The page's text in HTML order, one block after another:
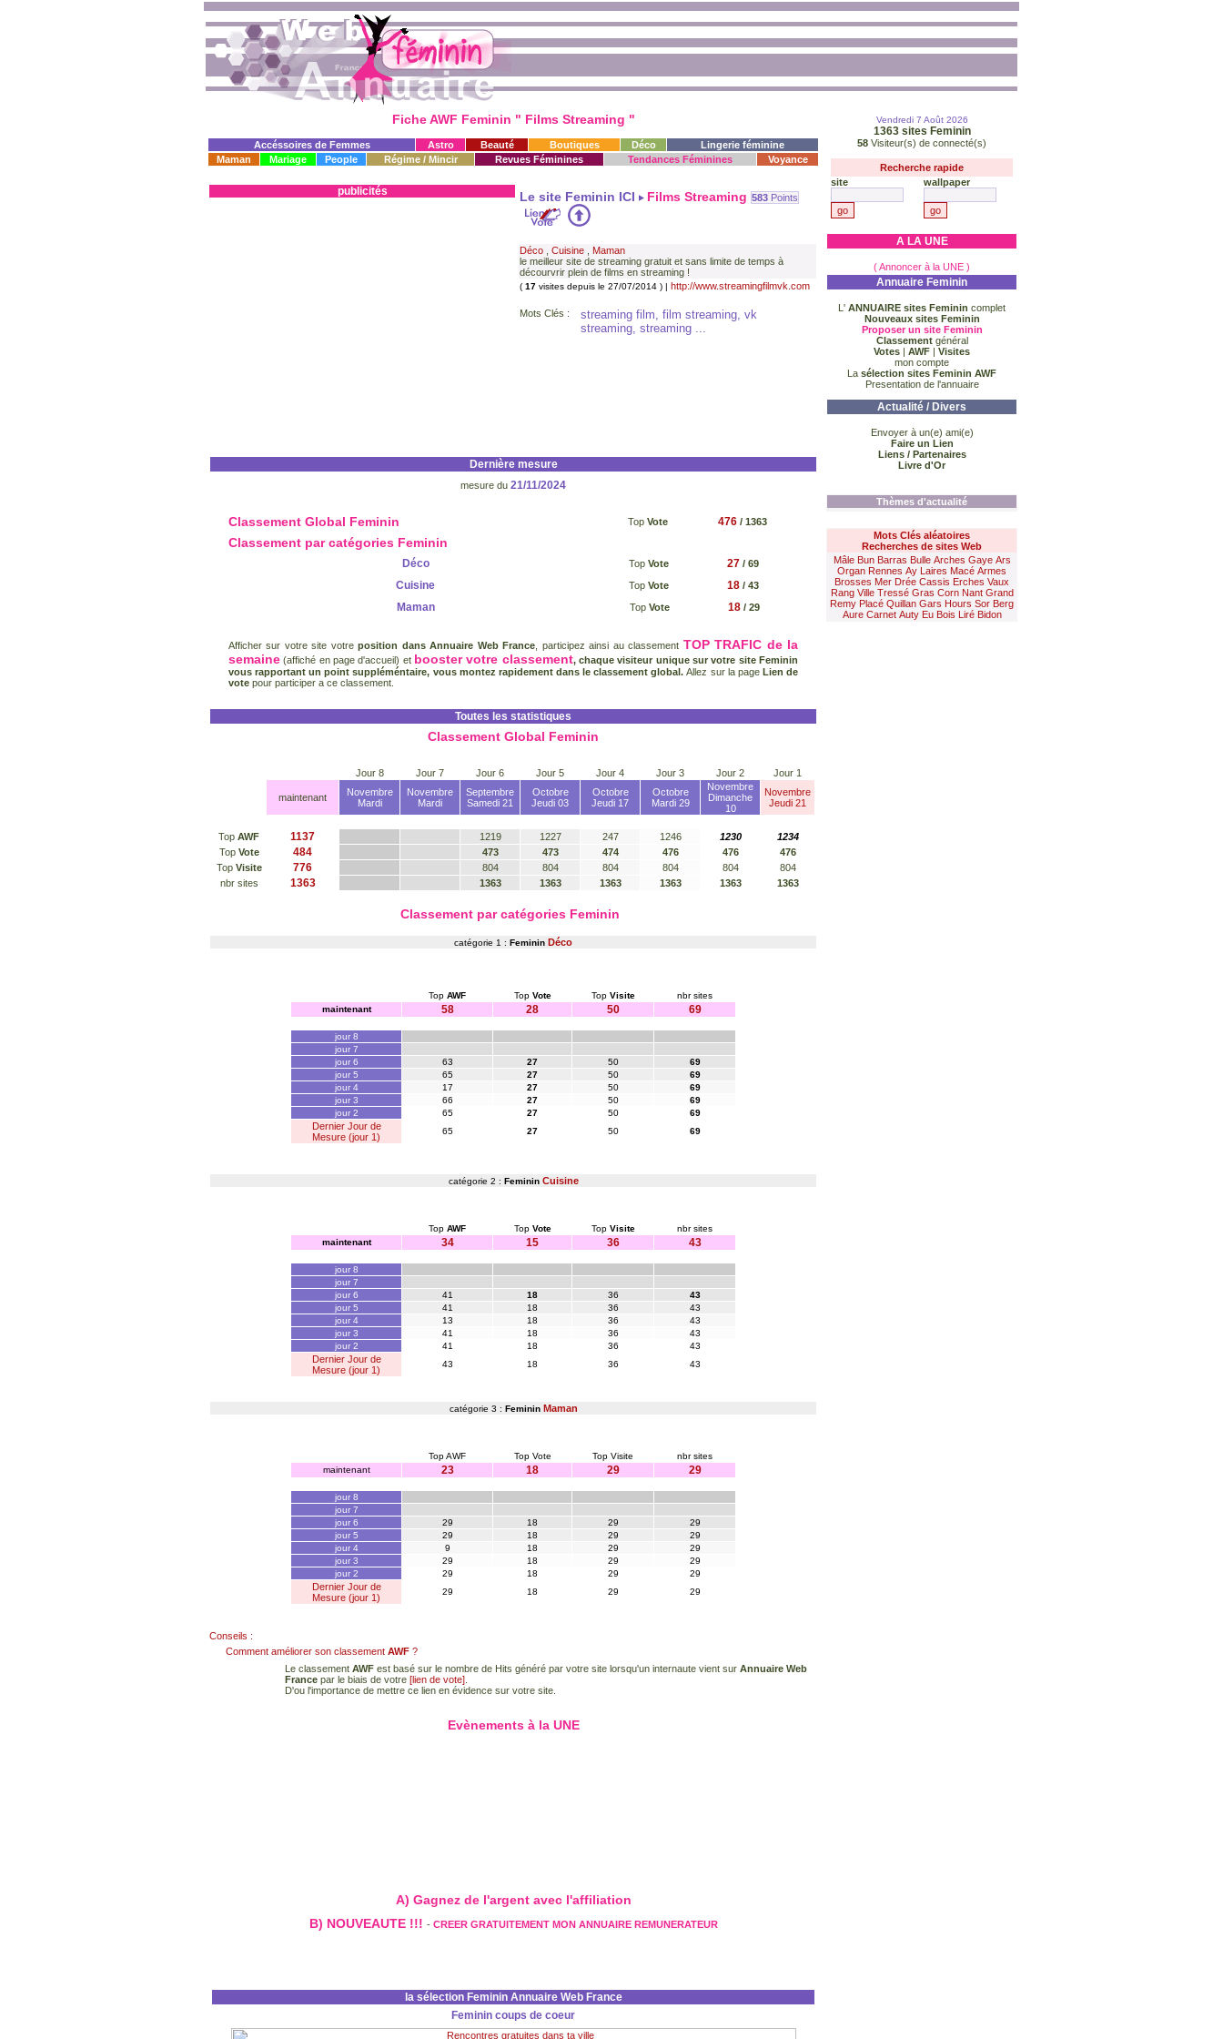
Fiche AWF Feminin " Films Streaming "
Accéssoires de Femmes Astro Beauté Boutiques Déco
Lingerie féminine
Maman
Mariage People Régime / Mincir Revues Féminines Tendances Féminines Voyance
publicités Le site Feminin ICI Films Streaming 583 Points
Déco Cuisine
Maman
le meilleur site de streaming gratuit et sans limite de temps à
décourvrir plein de films en streaming !
( 17 visites depuis le 27/07/2014 ) | http://www.streamingfilmvk.com
Mots Clés :
streaming film, film streaming, vk
streaming, streaming ...
Dernière mesure
mesure du 21/11/2024
Classement Global Feminin Top Vote 476/ 1363
Classement par catégories Feminin
Déco Top Vote 27 / 69
Cuisine Top Vote 18 / 43
Maman Top Vote 18 / 29
Afficher sur votre site votreposition dans Annuaire Web France , participez ainsi au classement TOP TRAFIC de la
semaine (affiché en page d'accueil) et booster votre classement, chaque visiteur unique sur votre site Feminin
vous rapportant un point suppléméntaire, vous montez rapidement dans le classement global.Allez sur la page Lien de
vote pour participer a ce classement.
Toutes les statistiques
Classement Global Feminin
Jour 8 Jour 7 Jour 6 Jour 5 Jour 4 Jour 3 Jour 2 Jour 1
maintenant
Novembre
Mardi
Novembre
Mardi
Septembre
Samedi 21
Octobre
Jeudi 03
Octobre
Jeudi 17
Octobre
Mardi 29
Novembre
Dimanche
10
Novembre
Jeudi 21
Top AWF 1137 1219 1227 247 1246 1230
1234
Top Vote 484 473 473 474 476 476
476
Top Visite 776 804 804 804 804 804
804
nbr sites
1363 1363 1363 1363 1363 1363 1363
Classement par catégories Feminin
catégorie 1 : Feminin Déco
Top AWF Top Vote Top Visite
nbr sites
maintenant
58 28 50 69
jour 8
jour 7
jour 6
63 27 50
69
jour 5
65 27 50
69
jour 4
17 27 50
69
jour 3
66 27 50
69
jour 2
65 27 50 69
Dernier Jour de
Mesure (jour 1)
65 27 50 69
catégorie 2 : Feminin Cuisine
Top AWF Top Vote Top Visite
nbr sites
maintenant
34 15 36 43
jour 8
jour 7
jour 6
41 18 36
43
jour 5
41 18 36
43
jour 4
13 18 36
43
jour 3
41 18 36
43
jour 2
41 18 36 43
Dernier Jour de
Mesure (jour 1)
43 18 36 43
catégorie 3 : Feminin Maman
Top AWF Top Vote Top Visite
nbr sites
maintenant
23 18 29 29
jour 8
jour 7
jour 6
29 18 29
29
jour 5
29 18 29
29
jour 4
9 18 29
29
jour 3
29 18 29
29
jour 2
29 18 29 29
Dernier Jour de
Mesure (jour 1)
29 18 29 29
Conseils :
Comment améliorer son classement AWF ?
Le classement AWF est basé sur le nombre de Hits généré par votre site lorsqu'un internaute vient sur Annuaire Web
France par le biais de votre [lien de vote]
D'ou l'importance de mettre ce lien en évidence sur votre site.
Evènements à la UNE
A) Gagnez de l'argent avec l'affiliation
B) NOUVEAUTE !!! - CREER GRATUITEMENT MON ANNUAIRE REMUNERATEUR
la sélection Feminin Annuaire Web France
Feminin coups de coeur
Vendredi 7 Août 2026
1363sites Feminin
58 Visiteur(s) de connecté(s)
Recherche rapide
site
wallpaper
A LA UNE
( Annoncer à la UNE )
Annuaire Feminin
L' ANNUAIRE sites Feminin complet
Nouveaux sites Feminin
Proposer un site Feminin
Classementgénéral
Votes | AWF | Visites
mon compte
La sélection sites Feminin AWF
Presentation de l'annuaire
Actualité / Divers
Envoyer à un(e) ami(e)
Faire un Lien
Liens / Partenaires
Livre d'Or
Thèmes d'actualité
Mots Clés aléatoires
Recherches de sites Web
Mâle Bun Barras Bulle Arches Gaye Ars
Organ Rennes Ay Laires Macé Armes
Brosses Mer Drée Cassis Erches Vaux
Rang Ville Tressé Gras Corn Nant Grand
Remy Placé Quillan Gars Hours Sor Berg
Aure Carnet Auty Eu Bois Liré Bidon